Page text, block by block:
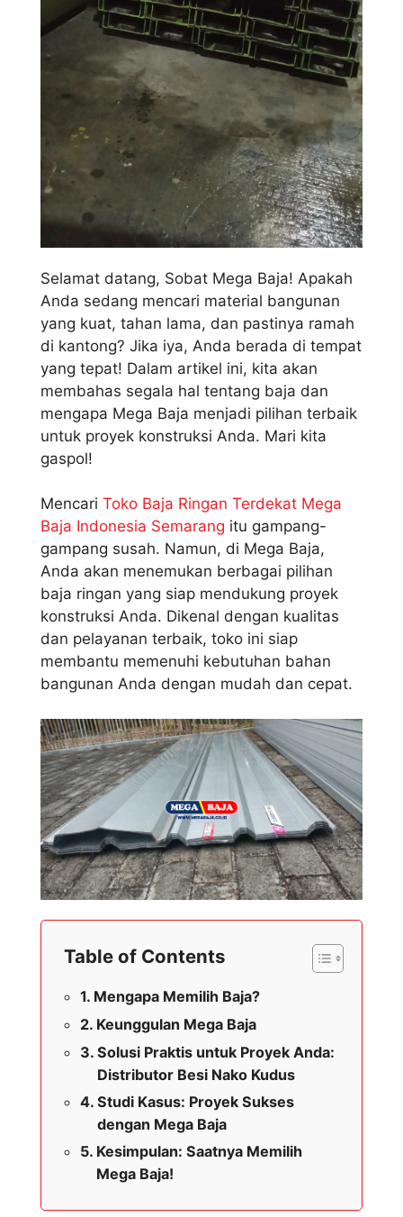
Selamat datang, Sobat Mega Baja! Apakah
Anda sedang mencari material bangunan
yang kuat, tahan lama, dan pastinya ramah
di kantong? Jika iya, Anda berada di tempat
yang tepat! Dalam artikel ini, kita akan
membahas segala hal tentang baja dan
mengapa Mega Baja menjadi pilihan terbaik
untuk proyek konstruksi Anda. Mari kita
gaspol!
Mencari Toko Baja Ringan Terdekat Mega
Baja Indonesia Semarang itu gampang-
gampang susah. Namun, di Mega Baja,
Anda akan menemukan berbagai pilihan
baja ringan yang siap mendukung proyek
konstruksi Anda. Dikenal dengan kualitas
dan pelayanan terbaik, toko ini siap
membantu memenuhi kebutuhan bahan
bangunan Anda dengan mudah dan cepat.
Table of Contents
Mengapa Memilih Baja?
Keunggulan Mega Baja
Solusi Praktis untuk Proyek Anda:
Distributor Besi Nako Kudus
Studi Kasus: Proyek Sukses
dengan Mega Baja
Kesimpulan: Saatnya Memilih
Mega Baja!